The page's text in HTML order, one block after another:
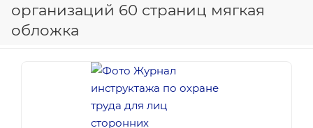
организаций 60 страниц мягкая
обложка